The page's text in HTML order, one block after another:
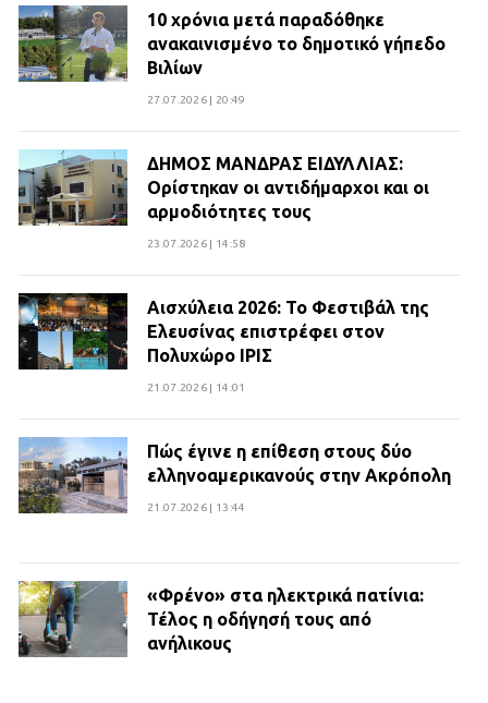
10 χρόνια μετά παραδόθηκε
ανακαινισμένο το δημοτικό γήπεδο
Βιλίων
27.07.2026 | 20:49
ΔΗΜΟΣ ΜΑΝΔΡΑΣ ΕΙΔΥΛΛΙΑΣ:
Ορίστηκαν οι αντιδήμαρχοι και οι
αρμοδιότητες τους
23.07.2026 | 14:58
Αισχύλεια 2026: Το Φεστιβάλ της
Ελευσίνας επιστρέφει στον
Πολυχώρο ΙΡΙΣ
21.07.2026 | 14:01
Πώς έγινε η επίθεση στους δύο
ελληνοαμερικανούς στην Ακρόπολη
21.07.2026 | 13:44
«Φρένο» στα ηλεκτρικά πατίνια:
Τέλος η οδήγησή τους από
ανήλικους